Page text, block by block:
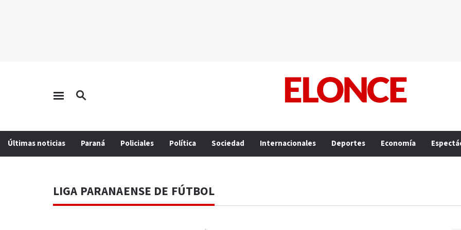
Últimas noticias Paraná Policiales Política Sociedad Internacionales Deportes Economía
LIGA PARANAENSE DE FÚTBOL